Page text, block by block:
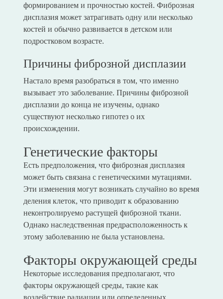
формированием и прочностью костей. Фиброзная
дисплазия может затрагивать одну или несколько
костей и обычно развивается в детском или
подростковом возрасте.
Причины фиброзной дисплазии
Настало время разобраться в том, что именно
вызывает это заболевание. Причины фиброзной
дисплазии до конца не изучены, однако
существуют несколько гипотез о их
происхождении.
Генетические факторы
Есть предположения, что фиброзная дисплазия
может быть связана с генетическими мутациями.
Эти изменения могут возникать случайно во время
деления клеток, что приводит к образованию
неконтролируемо растущей фиброзной ткани.
Однако наследственная предрасположенность к
этому заболеванию не была установлена.
Факторы окружающей среды
Некоторые исследования предполагают, что
факторы окружающей среды, такие как